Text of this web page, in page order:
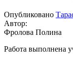
Опубликовано
Автор:
Фролова Полина
Работа выполнена